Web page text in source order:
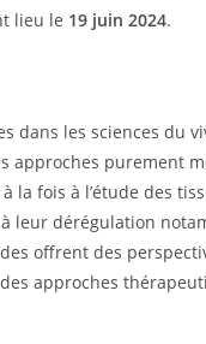
lieu le 19 juin 2024.
dans les sciences du
approches purement
fois à l’étude des
leur dérégulation
offrent des
approches